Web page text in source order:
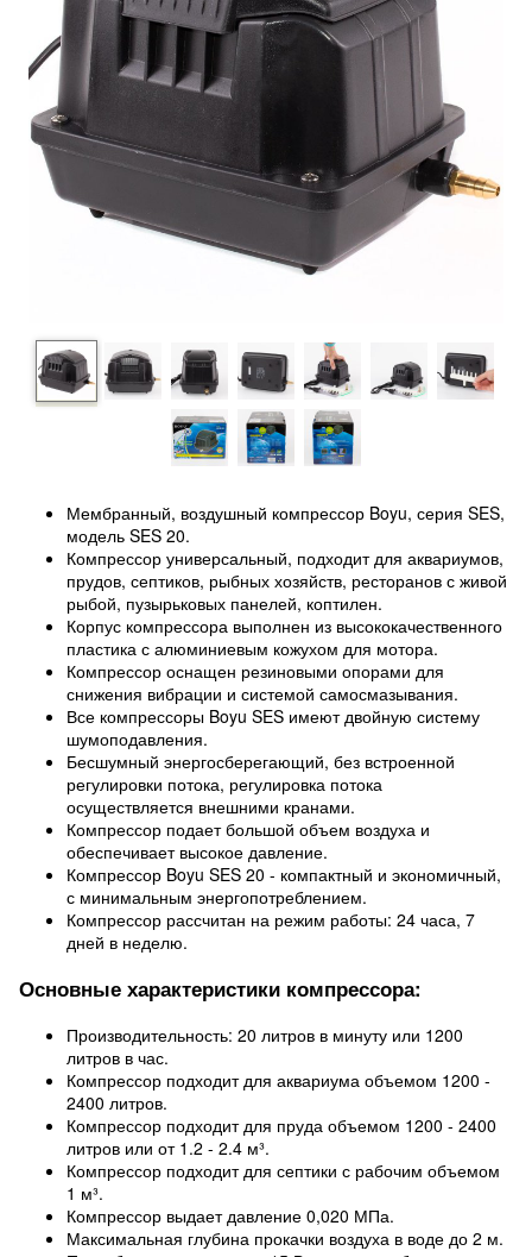
Мембранный, воздушный компрессор Boyu, серия SES,
модель SES 20.
Компрессор универсальный, подходит для аквариумов,
прудов, септиков, рыбных хозяйств, ресторанов с живой
рыбой, пузырьковых панелей, коптилен.
Корпус компрессора выполнен из высококачественного
пластика с алюминиевым кожухом для мотора.
Компрессор оснащен резиновыми опорами для
снижения вибрации и системой самосмазывания.
Все компрессоры Boyu SES имеют двойную систему
шумоподавления.
Бесшумный энергосберегающий, без встроенной
регулировки потока, регулировка потока
осуществляется внешними кранами.
Компрессор подает большой объем воздуха и
обеспечивает высокое давление.
Компрессор Boyu SES 20 - компактный и экономичный,
с минимальным энергопотреблением.
Компрессор рассчитан на режим работы: 24 часа, 7
дней в неделю.
Основные характеристики компрессора:
Производительность: 20 литров в минуту или 1200
литров в час.
Компрессор подходит для аквариума объемом 1200 -
2400 литров.
Компрессор подходит для пруда объемом 1200 - 2400
литров или от 1.2 - 2.4 м³.
Компрессор подходит для септики с рабочим объемом
1 м³.
Компрессор выдает давление 0,020 МПа.
Максимальная глубина прокачки воздуха в воде до 2 м.